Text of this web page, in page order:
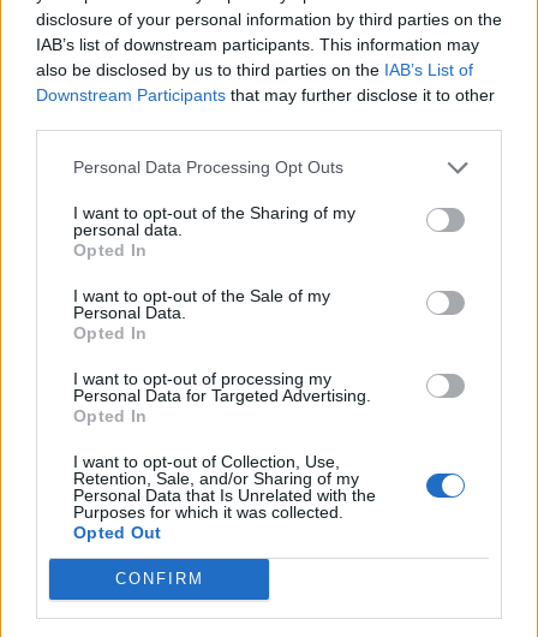
disclosure of your personal information by third parties on the
IAB’s list of downstream participants. This information may
also be disclosed by us to third parties on the IAB’s List of
Downstream Participants that may further disclose it to other
Personal Data Processing Opt Outs
I want to opt-out of the Sharing of my
personal data.
Opted In
I want to opt-out of the Sale of my
Personal Data.
Opted In
I want to opt-out of processing my
Personal Data for Targeted Advertising.
Opted In
I want to opt-out of Collection, Use,
Retention, Sale, and/or Sharing of my
Personal Data that Is Unrelated with the
Purposes for which it was collected.
Opted Out
CONFIRM
Ευαισθησία (2,8V/1m): Κύριο ηχείο: 90 dB Ηχείο Dolby
Atmos: 87 dB
Αντίσταση: Κύριο ηχείο: 4 ohms Ηχείο Dolby Atmos: 4
Dolby Atmos: 7.000
Ηχείο Dolby Atmos: 15 – 80 Watt
Διαστάσεις (ΠxΥxΒ) 215 x 860 x 270 mm
Βάρος 13,4 kg
Διατίθεται και σε χρώματα: black, walnut